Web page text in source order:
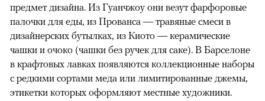
предмет дизайна. Из Гуанчжоу они везут фарфоровые
палочки для еды, из Прованса — травяные смеси в
дизайнерских бутылках, из Киото ― керамические
чашки и очоко (чашки без ручек для саке). В Барселоне
в крафтовых лавках появляются коллекционные наборы
с редкими сортами меда или лимитированные джемы,
этикетки которых оформляют местные художники.